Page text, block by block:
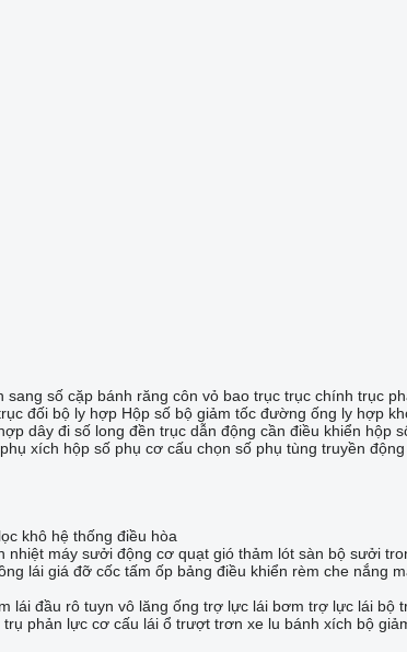
sang số cặp bánh răng côn vỏ bao trục trục chính trục
đối bộ ly hợp Hộp số bộ giảm tốc đường ống ly hợp
dây đi số long đền trục dẫn động cần điều khiển hộp
xích hộp số phụ cơ cấu chọn số phụ tùng truyền
khô hệ thống điều hòa
nhiệt máy sưởi động cơ quạt gió thảm lót sàn bộ sưởi
lái giá đỡ cốc tấm ốp bảng điều khiển rèm che nắng
lái đầu rô tuyn vô lăng ống trợ lực lái bơm trợ lực lái bộ
trụ phản lực cơ cấu lái ổ trượt trơn xe lu bánh xích bộ